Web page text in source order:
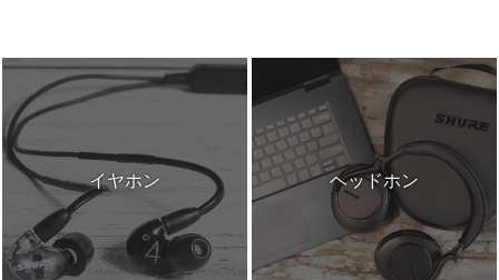
イヤホン ヘッドホン